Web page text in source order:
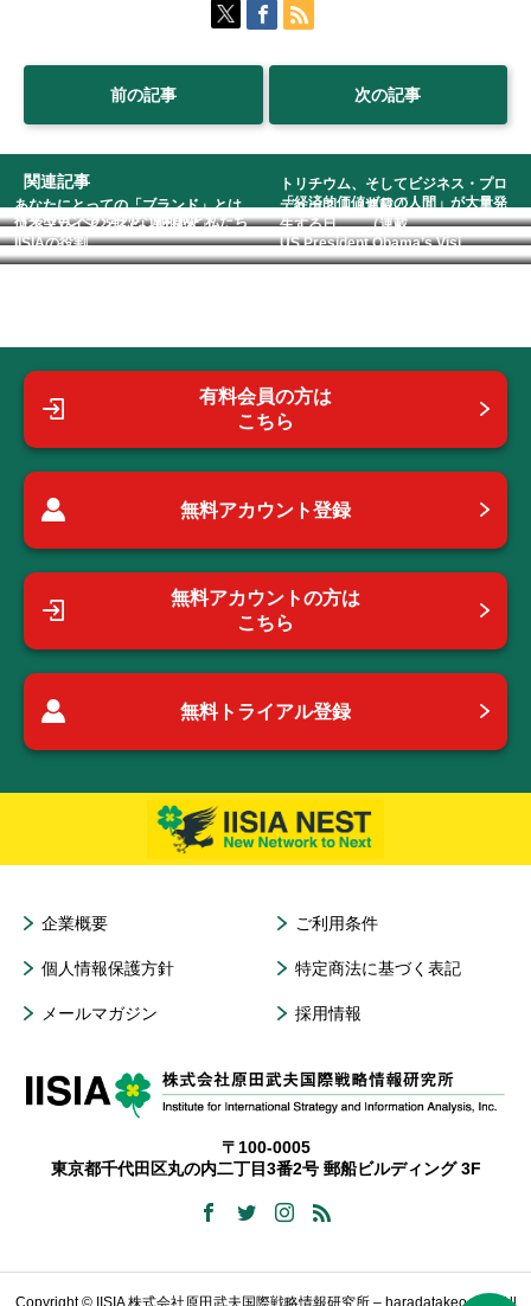
前の記事 次の記事
関連記事
あなたにとっての「ブランド」とは
トリチウム、そしてビジネス・プロ
デュース （連載「...
コンプライアンスと「野良犬」
「経済的価値ゼロの人間」が大量発
生する日。 （連載...
従来型VCへの強烈な違和感と私たち
IISIAの役割...
US President Obama’s Visi...
有料会員の方は
こちら
無料アカウント登録
無料アカウントの方は
こちら
無料トライアル登録
企業概要 ご利用条件
個人情報保護方針 特定商法に基づく表記
メールマガジン 採用情報
〒100-0005
東京都千代田区丸の内二丁目3番2号 郵船ビルディング 3F